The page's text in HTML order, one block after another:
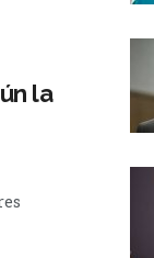
la